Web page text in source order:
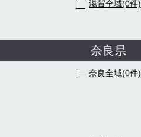
滋賀全域(0件)
奈良県
奈良全域(0件)